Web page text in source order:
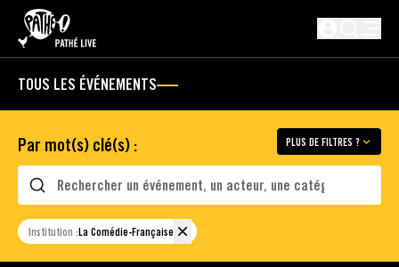
PASSER AU CONTENU PRINCIPAL
TOUS LES ÉVÉNEMENTS
Par mot(s) clé(s) :
Rechercher
PLUS DE FILTRES ?
Institution :La Comédie-Française